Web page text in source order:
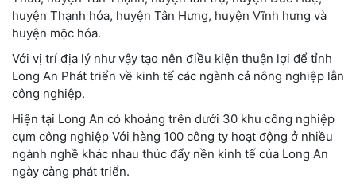
huyện Thạnh hóa, huyện Tân Hưng, huyện Vĩnh hưng và
huyện mộc hóa.
Với vị trí địa lý như vậy tạo nên điều kiện thuận lợi để tỉnh
Long An Phát triển về kinh tế các ngành cả nông nghiệp lẫn
công nghiệp.
Hiện tại Long An có khoảng trên dưới 30 khu công nghiệp
cụm công nghiệp Với hàng 100 công ty hoạt động ở nhiều
ngành nghề khác nhau thúc đẩy nền kinh tế của Long An
ngày càng phát triển.